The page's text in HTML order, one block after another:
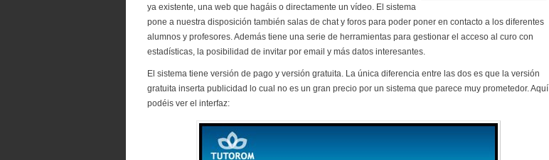
ya existente, una web que hagáis o directamente un vídeo. El sistema
pone a nuestra disposición también salas de chat y foros para poder poner en contacto a los diferentes
alumnos y profesores. Además tiene una serie de herramientas para gestionar el acceso al curo con
estadísticas, la posibilidad de invitar por email y más datos interesantes.
El sistema tiene versión de pago y versión gratuita. La única diferencia entre las dos es que la versión
gratuita inserta publicidad lo cual no es un gran precio por un sistema que parece muy prometedor. Aquí
podéis ver el interfaz: